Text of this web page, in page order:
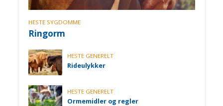
HESTE SYGDOMME
Ringorm
HESTE GENERELT
Rideulykker
HESTE GENERELT
Ormemidler og regler